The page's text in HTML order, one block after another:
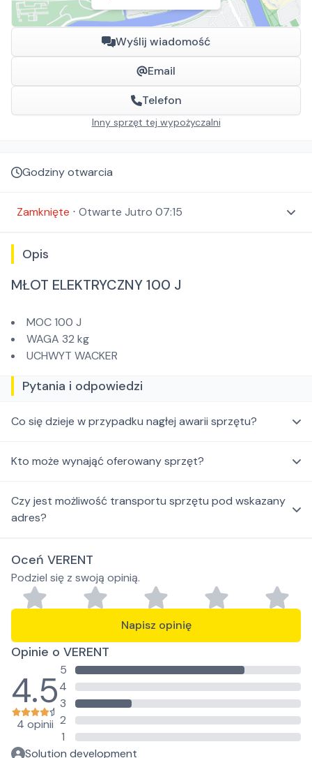
Wyślij wiadomość
Email
Telefon
Inny sprzęt tej wypożyczalni
Godziny otwarcia
Zamknięte ⋅ Otwarte Jutro 07:15
Opis
MŁOT ELEKTRYCZNY 100 J
MOC 100 J
WAGA 32 kg
UCHWYT WACKER
Pytania i odpowiedzi
Co się dzieje w przypadku nagłej awarii sprzętu?
Kto może wynająć oferowany sprzęt?
Czy jest możliwość transportu sprzętu pod wskazany
adres?
Oceń VERENT
Podziel się z swoją opinią.
Napisz opinię
Opinie o VERENT
4.5
4 opinii
5
4
3
2
1
Solution development